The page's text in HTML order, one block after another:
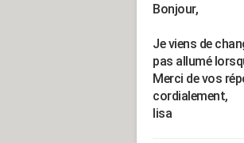
Bonjour,
Je viens de
pas allumé
Merci de vos
cordialement,
lisa